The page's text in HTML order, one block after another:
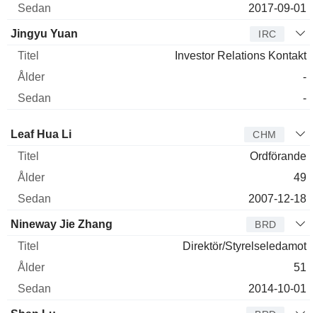
2017-09-01
Jingyu Yuan IRC
Investor Relations Kontakt
-
-
Styrelseledamot
Leaf Hua Li CHM
Ordförande
49
2007-12-18
Nineway Jie Zhang BRD
Direktör/Styrelseledamot
51
2014-10-01